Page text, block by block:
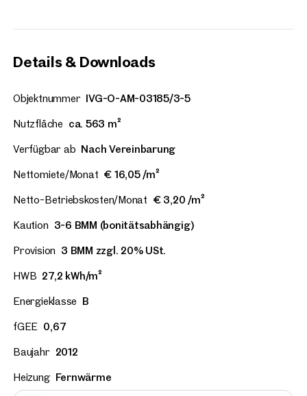
Details & Downloads
Objektnummer IVG-O-AM-03185/3-5
Nutzfläche ca. 563 m²
Verfügbar ab Nach Vereinbarung
Nettomiete/Monat € 16,05 /m²
Netto-Betriebskosten/Monat € 3,20 /m²
Kaution 3-6 BMM (bonitätsabhängig)
Provision 3 BMM zzgl. 20% USt.
HWB 27,2 kWh/m²
Energieklasse B
fGEE 0,67
Baujahr 2012
Heizung Fernwärme